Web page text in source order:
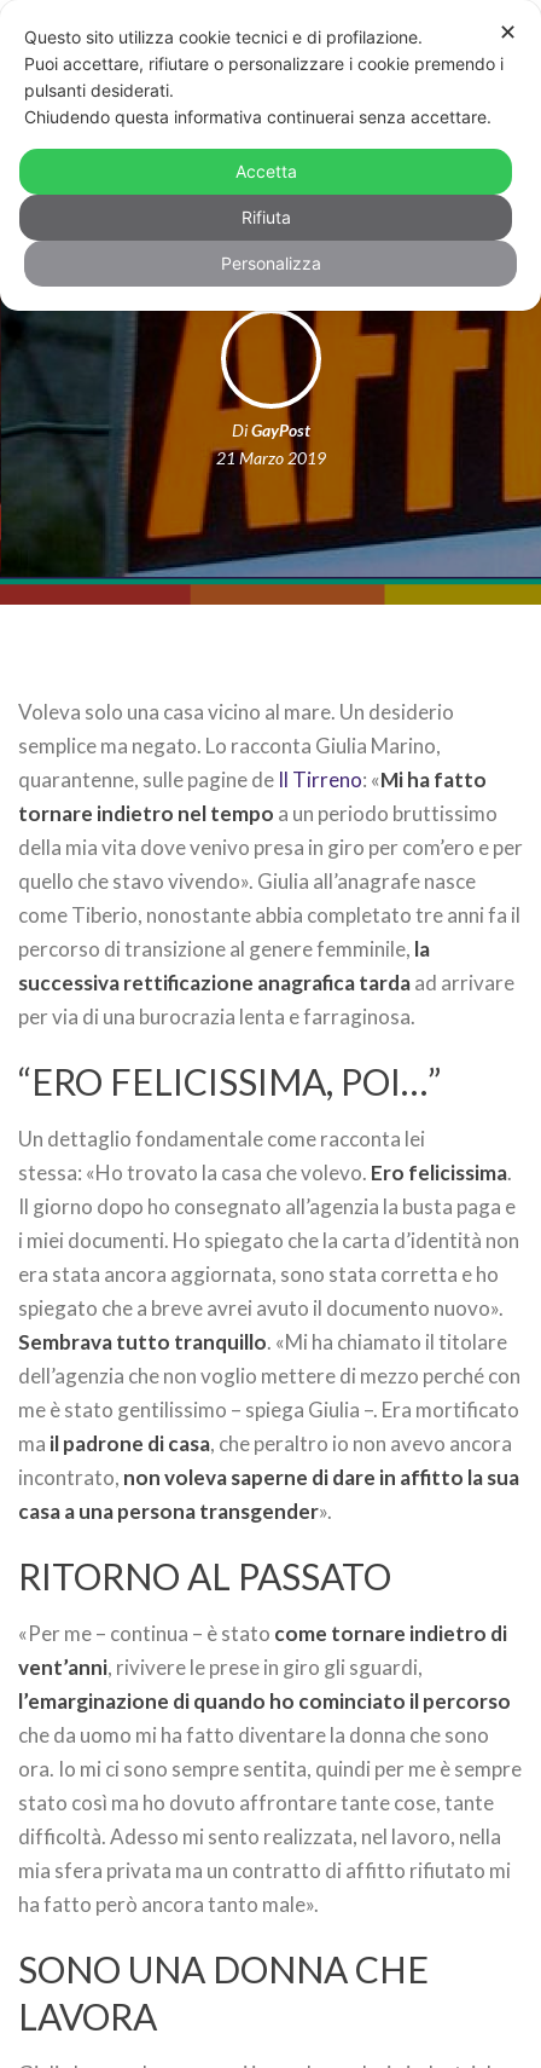
Massa: non le affittano casa perché
transgender
DiGayPost
21 Marzo 2019
Voleva solo una casa vicino al mare. Un desiderio
semplice ma negato. Lo racconta Giulia Marino,
quarantenne, sulle pagine de Il Tirreno: «Mi ha fatto
tornare indietro nel tempo a un periodo bruttissimo
della mia vita dove venivo presa in giro per com’ero e per
quello che stavo vivendo». Giulia all’anagrafe nasce
come Tiberio, nonostante abbia completato tre anni fa il
percorso di transizione al genere femminile, la
successiva rettificazione anagrafica tardaad arrivare
per via di una burocrazia lenta e farraginosa.
“ERO FELICISSIMA, POI…”
Un dettaglio fondamentale come racconta lei
stessa: «Ho trovato la casa che volevo. Ero felicissima.
Il giorno dopo ho consegnato all’agenzia la busta paga e
i miei documenti. Ho spiegato che la carta d’identità non
era stata ancora aggiornata, sono stata corretta e ho
spiegato che a breve avrei avuto il documento nuovo».
Sembrava tutto tranquillo. «Mi ha chiamato il titolare
dell’agenzia che non voglio mettere di mezzo perché con
me è stato gentilissimo – spiega Giulia –. Era mortificato
ma il padrone di casa, che peraltro io non avevo ancora
incontrato, non voleva saperne di dare in affitto la sua
casa a una persona transgender».
RITORNO AL PASSATO
«Per me – continua – è stato come tornare indietro di
vent’anni, rivivere le prese in giro gli sguardi,
l’emarginazione di quando ho cominciato il percorso
che da uomo mi ha fatto diventare la donna che sono
ora. Io mi ci sono sempre sentita, quindi per me è sempre
stato così ma ho dovuto affrontare tante cose, tante
difficoltà. Adesso mi sento realizzata, nel lavoro, nella
mia sfera privata ma un contratto di affitto rifiutato mi
ha fatto però ancora tanto male».
SONO UNA DONNA CHE
LAVORA
✕
Questo sito utilizza cookie tecnici e di profilazione.
Puoi accettare, rifiutare o personalizzare i cookie premendo i
pulsanti desiderati.
Chiudendo questa informativa continuerai senza accettare.
Accetta
Rifiuta
Personalizza